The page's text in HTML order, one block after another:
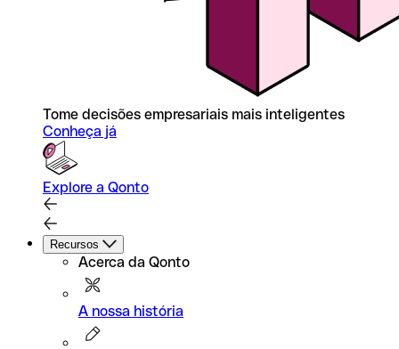
Tome decisões empresariais mais inteligentes
Conheça já
Explore a Qonto
Recursos
Acerca da Qonto
A nossa história